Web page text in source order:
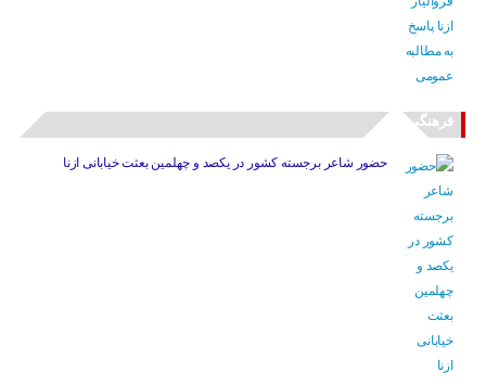
فرهنگی
حضور شاعر برجسته کشور در یکصد و چهلمین بعثت خیابانی ازنا